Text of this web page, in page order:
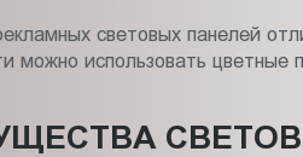
световых панелей
можно использовать цветные